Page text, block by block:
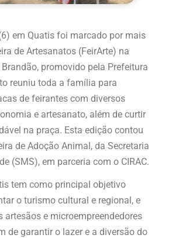
em Quatis foi marcado por mais
de Artesanatos (FeirArte) na
Brandão, promovido pela Prefeitura
reuniu toda a família para
de feirantes com diversos
e artesanato, além de curtir
na praça. Esta edição contou
de Adoção Animal, da Secretaria
(SMS), em parceria com o CIRAC.
tem como principal objetivo
o turismo cultural e regional, e
artesãos e microempreendedores
de garantir o lazer e a diversão do